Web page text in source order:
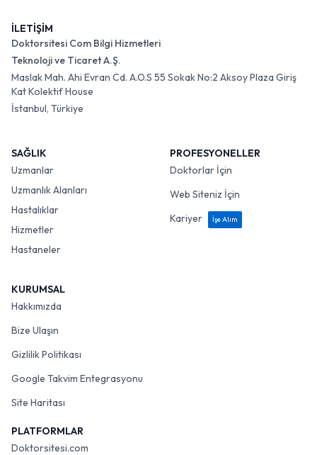
İLETİŞİM
Doktorsitesi Com Bilgi Hizmetleri
Teknoloji ve Ticaret A.Ş.
Maslak Mah. Ahi Evran Cd. A.O.S 55 Sokak No:2 Aksoy Plaza Giriş
Kat Kolektif House
İstanbul, Türkiye
SAĞLIK
Uzmanlar
Uzmanlık Alanları
Hastalıklar
Hizmetler
Hastaneler
PROFESYONELLER
Doktorlar İçin
Web Siteniz İçin
Kariyer
İşe Alım
KURUMSAL
Hakkımızda
Bize Ulaşın
Gizlilik Politikası
Google Takvim Entegrasyonu
Site Haritası
PLATFORMLAR